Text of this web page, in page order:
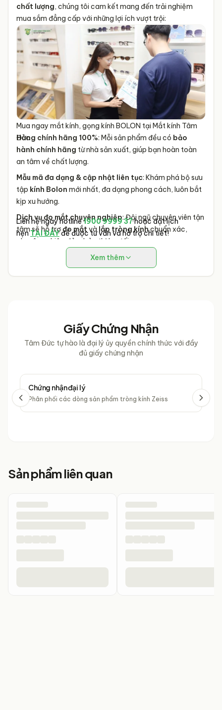
chất lượng, chúng tôi cam kết mang đến trải nghiệm
mua sắm đẳng cấp với những lợi ích vượt trội:
Mua ngay mắt kính, gọng kính BOLON tại Mắt kính Tâm
Đức
Hàng chính hãng 100%: Mỗi sản phẩm đều có bảo
hành chính hãng từ nhà sản xuất, giúp bạn hoàn toàn
an tâm về chất lượng.
Mẫu mã đa dạng & cập nhật liên tục: Khám phá bộ sưu
tập kính Bolon mới nhất, đa dạng phong cách, luôn bắt
kịp xu hướng.
Dịch vụ đo mắt chuyên nghiệp: Đội ngũ chuyên viên tận
tâm sẽ hỗ trợđo mắt và lắp tròng kínhchuẩn xác,
chuyên nghiệp đảm bảo thị lực tối ưu.
Giá tốt nhất & Ưu đãi hấp dẫn: Tận hưởng
Bolon cạnh tranhcùng vô vàn chương trình khuyến mãi
Liên hệ ngay hotline1900 9999 37hoặc đặt lịch
hẹnTẠI ĐÂYđể được tư vấn và hỗ trợ chi tiết!
Xem thêm
Giấy Chứng Nhận
Tâm Đức tự hào là đại lý ủy quyền chính thức với đầy
đủ giấy chứng nhận
Chứng nhận đại lý
Phân phối các dòng sản phẩm tròng kính Zeiss
Sản phẩm liên quan